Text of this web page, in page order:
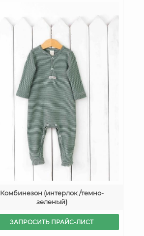
Комбинезон (интерлок /темно-
зеленый)
ЗАПРОСИТЬ ПРАЙС-ЛИСТ